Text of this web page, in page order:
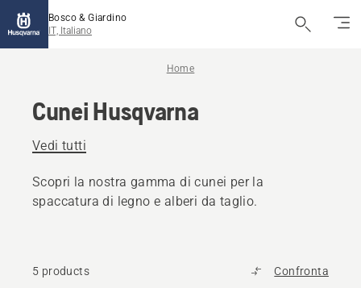
Bosco & Giardino
IT, Italiano
Home
Cunei Husqvarna
Vedi tutti
Scopri la nostra gamma di cunei per la
spaccatura di legno e alberi da taglio.
5 products Confronta